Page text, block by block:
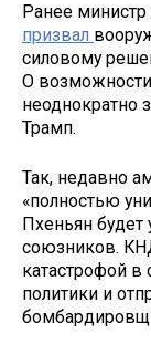
Ранее
призвал
силовому
О
неоднократно
Трамп.
Так, недавно
«полностью
Пхеньян будет
союзников.
катастрофой в
политики и